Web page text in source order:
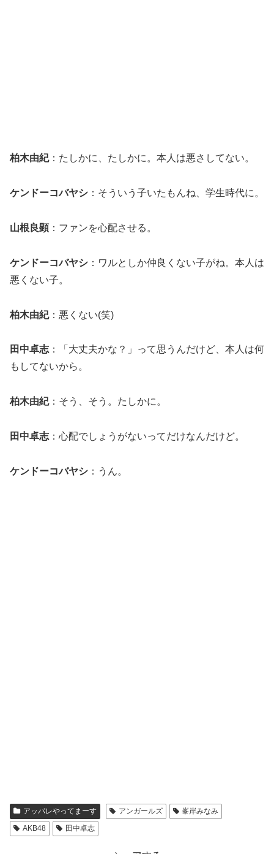
柏木由紀：たしかに、たしかに。本人は悪さしてない。
ケンドーコバヤシ ：そういう子いたもんね、学生時代に。
山根良顕：ファンを心配させる。
ケンドーコバヤシ ：ワルとしか仲良くない子がね。本人は
悪くない子。
柏木由紀：悪くない(笑)
田中卓志 ：「大丈夫かな？」って思うんだけど、本人は何
もしてないから。
柏木由紀：そう、そう。たしかに。
田中卓志 ：心配でしょうがないってだけなんだけど。
ケンドーコバヤシ ：うん。
アッパレやってまーす アンガールズ
峯岸みなみ
AKB48
田中卓志